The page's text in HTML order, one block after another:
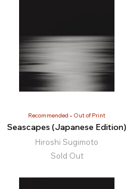
Recommended Out of Print
Seascapes (Japanese Edition)
Hiroshi Sugimoto
Sold Out